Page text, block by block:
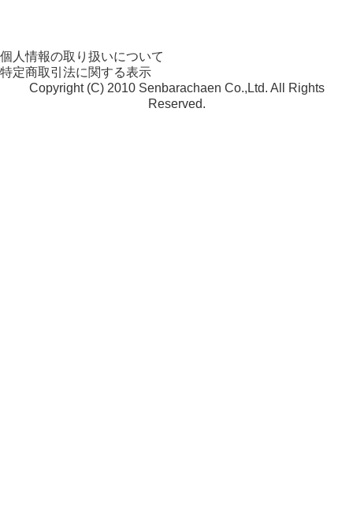
個人情報の取り扱いについて
特定商取引法に関する表示
Copyright (C) 2010 Senbarachaen Co.,Ltd. All Rights
Reserved.